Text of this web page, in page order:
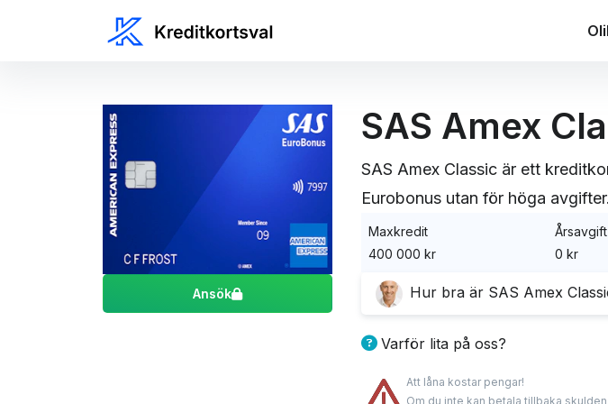
Ansök
SAS Amex
SAS Amex Classic är ett
Eurobonus utan för höga avgifter.
Maxkredit
400 000 kr
Årsavgift
0 kr
Hur bra är SAS Amex
SAS Amex Classic är det
Varför lita på oss?
Våra experter har lång
Att låna kostar pengar!
Om du inte kan betala tillbaka